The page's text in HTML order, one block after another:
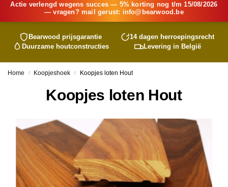
Actie verlengd wegens succes — 5% korting nog t/m 15/08/2026
— vragen? mail gerust: info@ bearwood.be
Bearwood prijsgarantie
14 dagen herroepingsrecht
Duurzame houtconstructies
Levering in België
Home / Koopjeshoek / Koopjes loten Hout
Koopjes loten Hout